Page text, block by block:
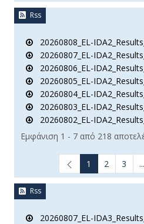
Rss
20260808_EL-
20260807_EL-
20260806_EL-
20260805_EL-
20260804_EL-
20260803_EL-
20260802_EL-
Εμφάνιση 1 - 7 από 218
1 2 3 ...
Rss
20260807_EL-